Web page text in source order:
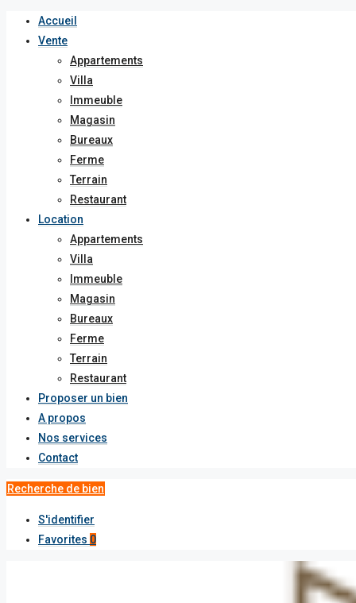
Accueil
Vente
Appartements
Villa
Immeuble
Magasin
Bureaux
Ferme
Terrain
Restaurant
Location
Appartements
Villa
Immeuble
Magasin
Bureaux
Ferme
Terrain
Restaurant
Proposer un bien
A propos
Nos services
Contact
Recherche de bien
S'identifier
Favorites 0